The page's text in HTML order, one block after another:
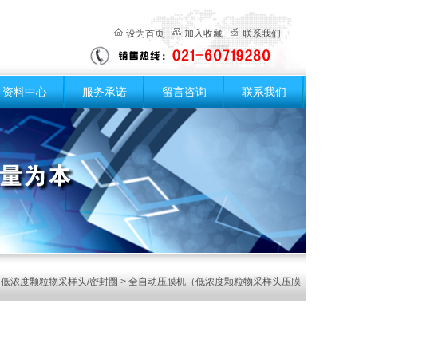
设为首页 加入收藏 联系我们
资料中心 服务承诺 留言咨询 联系我们
低浓度颗粒物采样头/密封圈 > 全自动压膜机（低浓度颗粒物采样头压膜